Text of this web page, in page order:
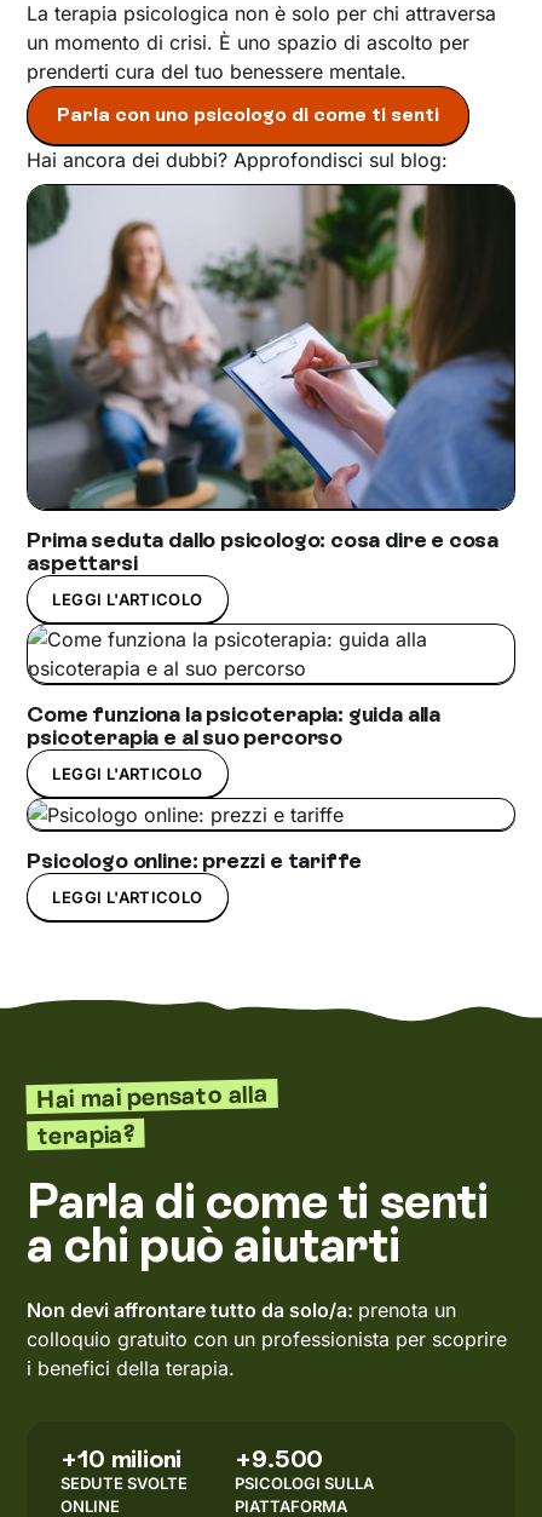
La terapia psicologica non è solo per chi attraversa
un momento di crisi. È uno spazio di ascolto per
prenderti cura del tuo benessere mentale.
Parla con uno psicologo di come ti senti
Hai ancora dei dubbi? Approfondisci sul blog:
Prima seduta dallo psicologo: cosa dire e cosa
aspettarsi
LEGGI L'ARTICOLO
Come funziona la psicoterapia: guida alla
psicoterapia e al suo percorso
LEGGI L'ARTICOLO
Psicologo online: prezzi e tariffe
LEGGI L'ARTICOLO
Hai mai pensato alla
terapia?
Parla di come ti senti
a chi può aiutarti
Non devi affrontare tutto da solo/a: prenota un
colloquio gratuito con un professionista per scoprire
i benefici della terapia.
+10 milioni
SEDUTE SVOLTE
ONLINE
+9.500
PSICOLOGI SULLA
PIATTAFORMA